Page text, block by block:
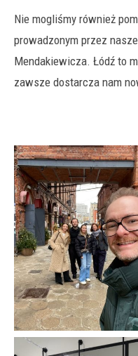
Nie mogliśmy również
prowadzonym przez
Mendakiewicza. Łódź to
zawsze dostarcza nam